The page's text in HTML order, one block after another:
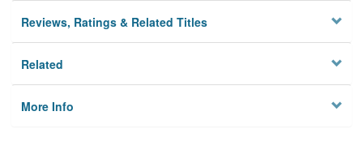
Reviews, Ratings & Related Titles
Related
More Info